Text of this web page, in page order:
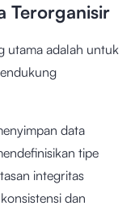
Terorganisir
utama adalah untuk
data
tipe
integritas
dan